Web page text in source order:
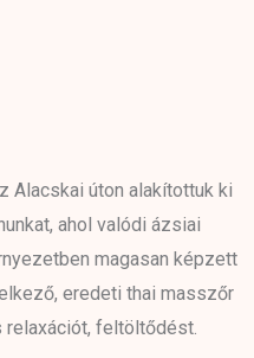
Alacskai úton alakítottuk ki
ahol valódi ázsiai
magasan képzett
eredeti thai masszőr
feltöltődést.